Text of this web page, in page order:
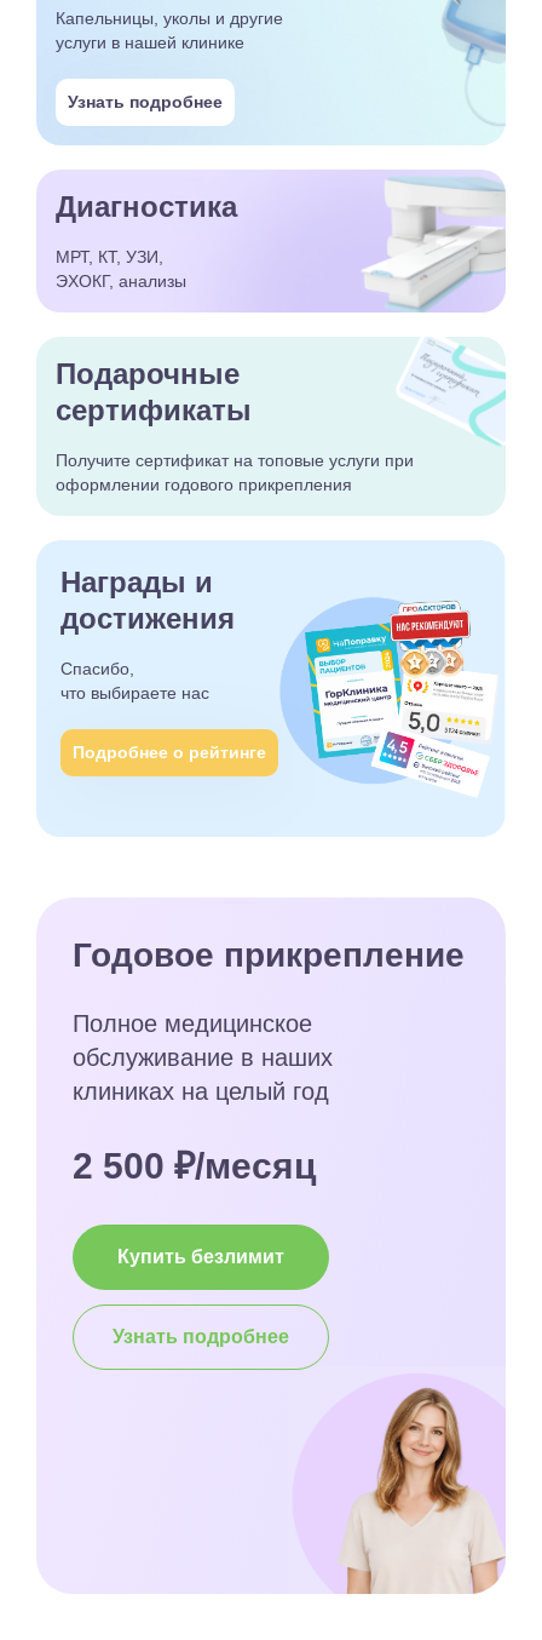
Капельницы, уколы и другие
услуги в нашей клинике
Узнать подробнее
Диагностика
МРТ, КТ, УЗИ,
ЭХОКГ, анализы
Подарочные
сертификаты
Получите сертификатна топовые услуги при
оформлении годового прикрепления
Награды и
достижения
Спасибо,
что выбираете нас
Подробнее о рейтинге
Годовое прикрепление
Полное медицинское
обслуживание в наших
клиниках на целый год
2 500 ₽/месяц
Купить безлимит
Узнать подробнее